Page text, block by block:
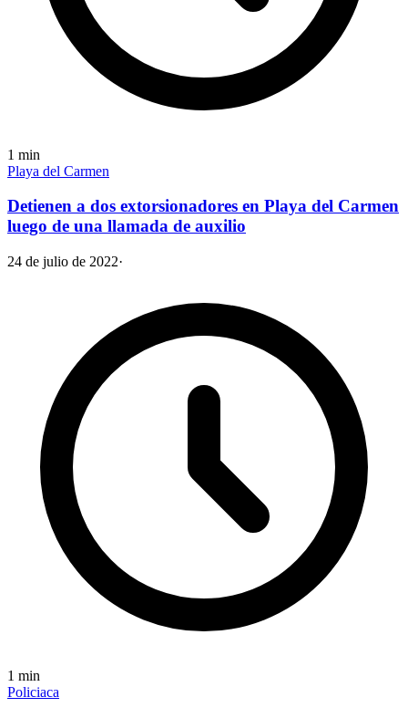
1 min
Playa del Carmen
Detienen a dos extorsionadores en Playa del Carmen
luego de una llamada de auxilio
24 de julio de 2022·
1 min
Policiaca